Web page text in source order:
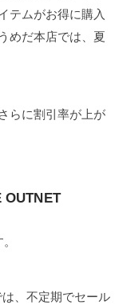
テムがお得に購入
めだ本店では、夏
らに割引率が上が
OUTNET
、不定期でセール